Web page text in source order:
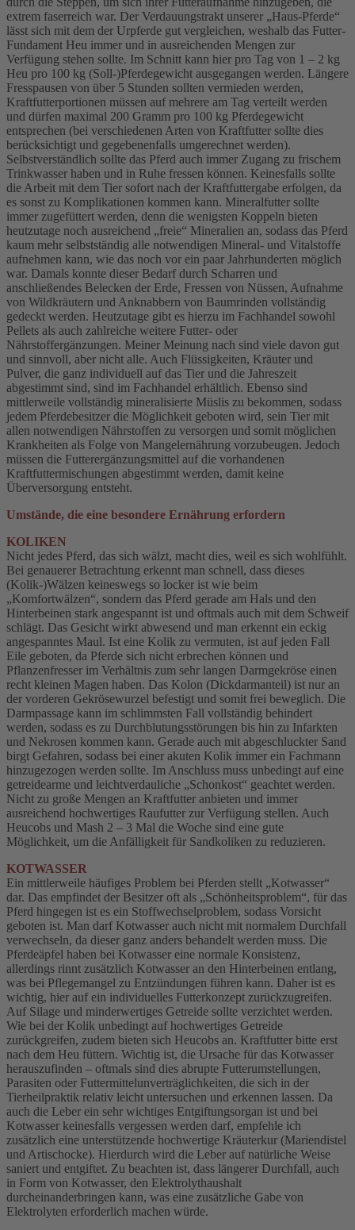
extrem faserreich war. Der Verdauungstrakt unserer „Haus-Pferde“
lässt sich mit dem der Urpferde gut vergleichen, weshalb das Futter-
Fundament Heu immer und in ausreichenden Mengen zur
Verfügung stehen sollte. Im Schnitt kann hier pro Tag von 1 – 2 kg
Heu pro 100 kg (Soll-)Pferdegewicht ausgegangen werden. Längere
Fresspausen von über 5 Stunden sollten vermieden werden,
Kraftfutterportionen müssen auf mehrere am Tag verteilt werden
und dürfen maximal 200 Gramm pro 100 kg Pferdegewicht
entsprechen (bei verschiedenen Arten von Kraftfutter sollte dies
berücksichtigt und gegebenenfalls umgerechnet werden).
Selbstverständlich sollte das Pferd auch immer Zugang zu frischem
Trinkwasser haben und in Ruhe fressen können. Keinesfalls sollte
die Arbeit mit dem Tier sofort nach der Kraftfuttergabe erfolgen, da
es sonst zu Komplikationen kommen kann. Mineralfutter sollte
immer zugefüttert werden, denn die wenigsten Koppeln bieten
heutzutage noch ausreichend „freie“ Mineralien an, sodass das Pferd
kaum mehr selbstständig alle notwendigen Mineral- und Vitalstoffe
aufnehmen kann, wie das noch vor ein paar Jahrhunderten möglich
war. Damals konnte dieser Bedarf durch Scharren und
anschließendes Belecken der Erde, Fressen von Nüssen, Aufnahme
von Wildkräutern und Anknabbern von Baumrinden vollständig
gedeckt werden. Heutzutage gibt es hierzu im Fachhandel sowohl
Pellets als auch zahlreiche weitere Futter- oder
Nährstoffergänzungen. Meiner Meinung nach sind viele davon gut
und sinnvoll, aber nicht alle. Auch Flüssigkeiten, Kräuter und
Pulver, die ganz individuell auf das Tier und die Jahreszeit
abgestimmt sind, sind im Fachhandel erhältlich. Ebenso sind
mittlerweile vollständig mineralisierte Müslis zu bekommen, sodass
jedem Pferdebesitzer die Möglichkeit geboten wird, sein Tier mit
allen notwendigen Nährstoffen zu versorgen und somit möglichen
Krankheiten als Folge von Mangelernährung vorzubeugen. Jedoch
müssen die Futterergänzungsmittel auf die vorhandenen
Kraftfuttermischungen abgestimmt werden, damit keine
Überversorgung entsteht.
Umstände, die eine besondere Ernährung erfordern
KOLIKEN
Nicht jedes Pferd, das sich wälzt, macht dies, weil es sich wohlfühlt.
Bei genauerer Betrachtung erkennt man schnell, dass dieses
(Kolik-)Wälzen keineswegs so locker ist wie beim
„Komfortwälzen“, sondern das Pferd gerade am Hals und den
Hinterbeinen stark angespannt ist und oftmals auch mit dem Schweif
schlägt. Das Gesicht wirkt abwesend und man erkennt ein eckig
angespanntes Maul. Ist eine Kolik zu vermuten, ist auf jeden Fall
Eile geboten, da Pferde sich nicht erbrechen können und
Pflanzenfresser im Verhältnis zum sehr langen Darmgekröse einen
recht kleinen Magen haben. Das Kolon (Dickdarmanteil) ist nur an
der vorderen Gekrösewurzel befestigt und somit frei beweglich. Die
Darmpassage kann im schlimmsten Fall vollständig behindert
werden, sodass es zu Durchblutungsstörungen bis hin zu Infarkten
und Nekrosen kommen kann. Gerade auch mit abgeschluckter Sand
birgt Gefahren, sodass bei einer akuten Kolik immer ein Fachmann
hinzugezogen werden sollte. Im Anschluss muss unbedingt auf eine
getreidearme und leichtverdauliche „Schonkost“ geachtet werden.
Nicht zu große Mengen an Kraftfutter anbieten und immer
ausreichend hochwertiges Raufutter zur Verfügung stellen. Auch
Heucobs und Mash 2 – 3 Mal die Woche sind eine gute
Möglichkeit, um die Anfälligkeit für Sandkoliken zu reduzieren.
KOTWASSER
Ein mittlerweile häufiges Problem bei Pferden stellt „Kotwasser“
dar. Das empfindet der Besitzer oft als „Schönheitsproblem“, für das
Pferd hingegen ist es ein Stoffwechselproblem, sodass Vorsicht
geboten ist. Man darf Kotwasser auch nicht mit normalem Durchfall
verwechseln, da dieser ganz anders behandelt werden muss. Die
Pferdeäpfel haben bei Kotwasser eine normale Konsistenz,
allerdings rinnt zusätzlich Kotwasser an den Hinterbeinen entlang,
was bei Pflegemangel zu Entzündungen führen kann. Daher ist es
wichtig, hier auf ein individuelles Futterkonzept zurückzugreifen.
Auf Silage und minderwertiges Getreide sollte verzichtet werden.
Wie bei der Kolik unbedingt auf hochwertiges Getreide
zurückgreifen, zudem bieten sich Heucobs an. Kraftfutter bitte erst
nach dem Heu füttern. Wichtig ist, die Ursache für das Kotwasser
herauszufinden – oftmals sind dies abrupte Futterumstellungen,
Parasiten oder Futtermittelunverträglichkeiten, die sich in der
Tierheilpraktik relativ leicht untersuchen und erkennen lassen. Da
auch die Leber ein sehr wichtiges Entgiftungsorgan ist und bei
Kotwasser keinesfalls vergessen werden darf, empfehle ich
zusätzlich eine unterstützende hochwertige Kräuterkur (Mariendistel
und Artischocke). Hierdurch wird die Leber auf natürliche Weise
saniert und entgiftet. Zu beachten ist, dass längerer Durchfall, auch
in Form von Kotwasser, den Elektrolythaushalt
durcheinanderbringen kann, was eine zusätzliche Gabe von
Elektrolyten erforderlich machen würde.